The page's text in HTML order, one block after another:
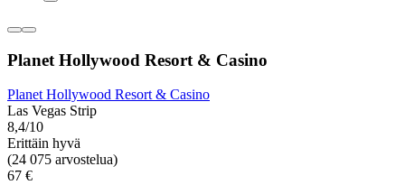
Planet Hollywood Resort & Casino
Planet Hollywood Resort & Casino
Las Vegas Strip
8,4/10
Erittäin hyvä
(24 075 arvostelua)
67 €